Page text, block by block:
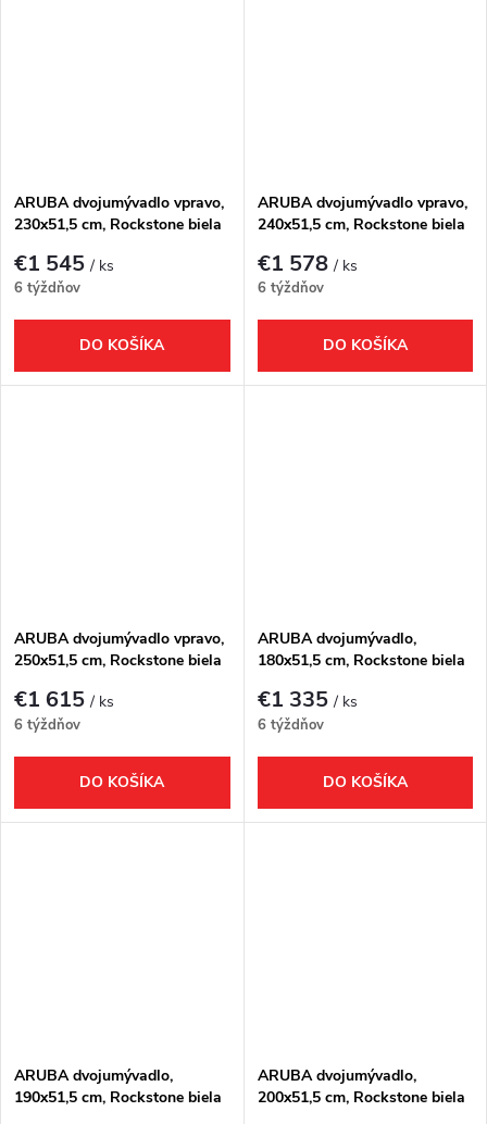
ARUBA dvojumývadlo vpravo,
230x51,5 cm, Rockstone biela
€1 545/ ks
6 týždňov
DO KOŠÍKA
ARUBA dvojumývadlo vpravo,
240x51,5 cm, Rockstone biela
€1 578/ ks
6 týždňov
DO KOŠÍKA
ARUBA dvojumývadlo vpravo,
250x51,5 cm, Rockstone biela
€1 615/ ks
6 týždňov
DO KOŠÍKA
ARUBA dvojumývadlo,
180x51,5 cm, Rockstone biela
€1 335/ ks
6 týždňov
DO KOŠÍKA
ARUBA dvojumývadlo,
190x51,5 cm, Rockstone biela
ARUBA dvojumývadlo,
200x51,5 cm, Rockstone biela